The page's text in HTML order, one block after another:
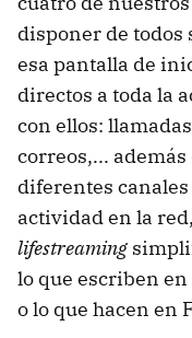
disponer de todos
esa pantalla de
directos a toda la
con ellos:
correos,...
diferentes canales
actividad en la
lifestreaming
lo que escriben
o lo que hacen en